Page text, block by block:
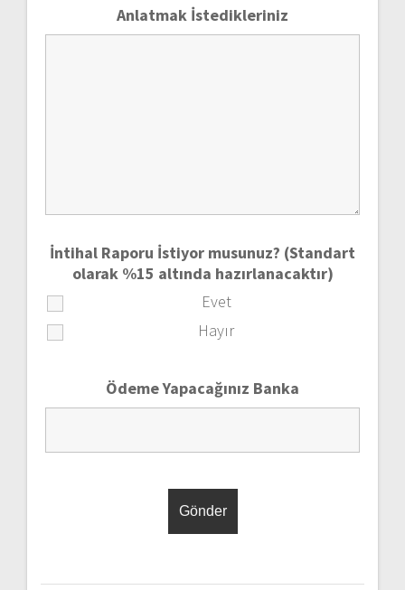
Anlatmak İstedikleriniz
İntihal Raporu İstiyor musunuz? (Standart
olarak %15 altında hazırlanacaktır)
Evet
Hayır
Ödeme Yapacağınız Banka